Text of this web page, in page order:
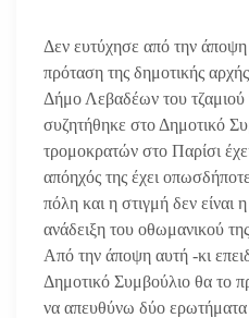
Δεν ευτύχησε από την άποψη
πρόταση της δημοτικής
Δήμο Λεβαδέων του
συζητήθηκε στο Δημοτικό
τρομοκρατών στο Παρίσι
απόηχός της έχει
πόλη και η στιγμή δεν είναι
ανάδειξη του οθωμανικού
Από την άποψη αυτή -κι
Δημοτικό Συμβούλιο θα το
να απευθύνω δύο ερωτήματα